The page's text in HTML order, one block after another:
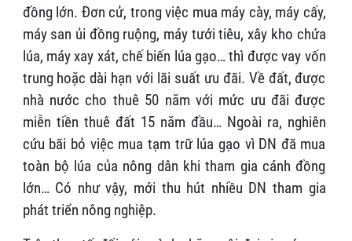
đồng lớn. Đơn cử, trong việc mua máy cày, máy cấy,
máy san ủi đồng ruộng, máy tưới tiêu, xây kho chứa
lúa, máy xay xát, chế biến lúa gạo… thì được vay vốn
trung hoặc dài hạn với lãi suất ưu đãi. Về đất, được
nhà nước cho thuê 50 năm với mức ưu đãi được
miễn tiền thuê đất 15 năm đầu… Ngoài ra, nghiên
cứu bãi bỏ việc mua tạm trữ lúa gạo vì DN đã mua
toàn bộ lúa của nông dân khi tham gia cánh đồng
lớn… Có như vậy, mới thu hút nhiều DN tham gia
phát triển nông nghiệp.